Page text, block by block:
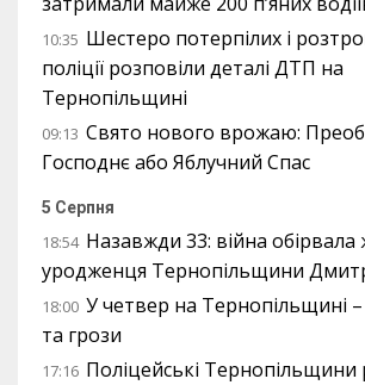
10:35 Шестеро потерпілих і
поліції розповіли деталі ДТП на
Тернопільщині
09:13 Свято нового врожаю:
Господнє або Яблучний Спас
5 Серпня
18:54 Назавжди 33: війна обірвала
уродженця Тернопільщини
18:00 У четвер на Тернопільщині
та грози
17:16 Поліцейські